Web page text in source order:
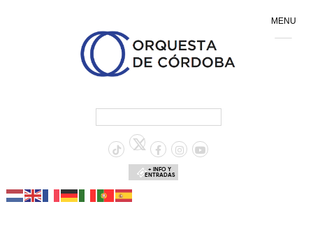
+ INFO Y
ENTRADAS
MENU